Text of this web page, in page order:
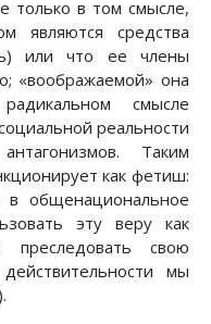
только в том смысле,
являются средства
или что ее члены
«воображаемой» она
смысле
реальности
Таким
как фетиш:
общенациональное
эту веру как
преследовать свою
мы